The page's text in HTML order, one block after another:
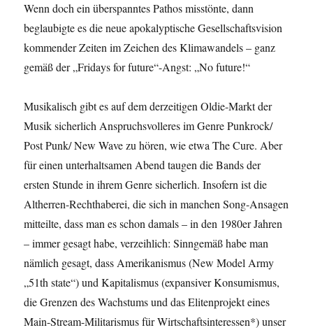
Wenn doch ein überspanntes Pathos misstönte, dann
beglaubigte es die neue apokalyptische Gesellschaftsvision
kommender Zeiten im Zeichen des Klimawandels – ganz
gemäß der „Fridays for future“-Angst: „No future!“
Musikalisch gibt es auf dem derzeitigen Oldie-Markt der
Musik sicherlich Anspruchsvolleres im Genre Punkrock/
Post Punk/ New Wave zu hören, wie etwa The Cure. Aber
für einen unterhaltsamen Abend taugen die Bands der
ersten Stunde in ihrem Genre sicherlich. Insofern ist die
Altherren-Rechthaberei, die sich in manchen Song-Ansagen
mitteilte, dass man es schon damals – in den 1980er Jahren
– immer gesagt habe, verzeihlich: Sinngemäß habe man
nämlich gesagt, dass Amerikanismus (New Model Army
„51th state“) und Kapitalismus (expansiver Konsumismus,
die Grenzen des Wachstums und das Elitenprojekt eines
Main-Stream-Militarismus für Wirtschaftsinteressen*) unser